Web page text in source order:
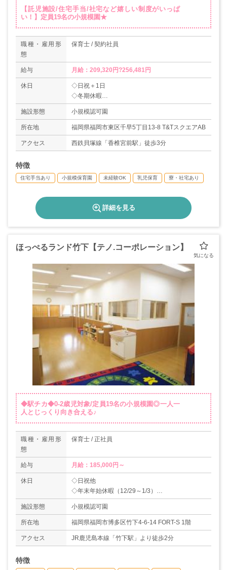
【託児施設/住宅手当/社宅など嬉しい制度がいっぱ
い！】定員19名の小規模園★
職種・雇用形
態
保育士 / 契約社員
給与 月給：209,320円?256,481円
休日
◇日祝＋1日
◇冬期休暇
◇バースデー休暇
◇有給休暇
◇産休育休（取得実績あり）
＊年間休日数110日
施設形態 小規模認可園
所在地 福岡県福岡市東区千早5丁目13-8 T&TスクエアAB
アクセス 西鉄貝塚線「香椎宮前駅」徒歩3分
特徴
住宅手当あり 小規模保育園 未経験OK 乳児保育 寮・社宅あり
詳細を見る
ほっぺるランド竹下【テノ.コーポレーション】
◆駅チカ◆0-2歳児対象/定員19名の小規模園◎一人一
人とじっくり向き合える♪
職種・雇用形
態
保育士 / 正社員
給与 月給：185,000円～
休日
◇日祝他
◇年末年始休暇（12/29～1/3）
◇有給休暇
◇育児休業取得実績あり
＊年間休日114日＋夏季休暇3日（年度により変
動あり）
施設形態 小規模認可園
所在地 福岡県福岡市博多区竹下4-6-14 FORT-S 1階
アクセス JR鹿児島本線「竹下駅」より徒歩2分
特徴